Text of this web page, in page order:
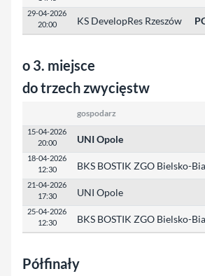
29-04-2026
20:00
KS DevelopRes Rzeszów
o 3. miejsce
do trzech zwycięstw
gospodarz
15-04-2026
20:00
UNI Opole
18-04-2026
12:30
BKS BOSTIK ZGO Bielsko-
21-04-2026
17:30
UNI Opole
25-04-2026
12:30
BKS BOSTIK ZGO Bielsko-
Półfinały